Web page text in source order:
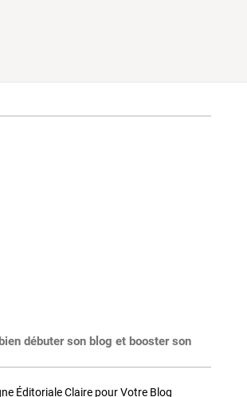
débuter son blog et booster son
Éditoriale Claire pour Votre Blog